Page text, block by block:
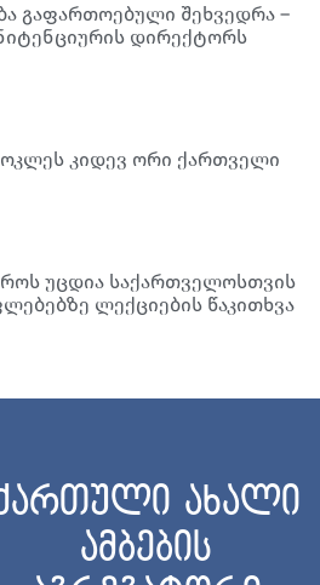
გაფართოებული შეხვედრა –
დირექტორს
კიდევ ორი ქართველი
უცდია საქართველოსთვის
ლექციების წაკითხვა
ახალი
ამბების